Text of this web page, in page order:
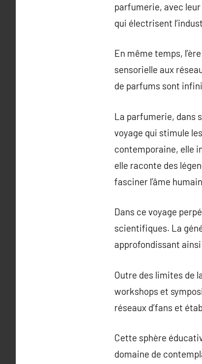
parfumerie, avec
qui électrisent
En même temps,
sensorielle aux
de parfums sont
La parfumerie, dans
voyage qui stimule
contemporaine, elle
elle raconte des
fasciner l’âme
Dans ce voyage
scientifiques. La
approfondissant
Outre des limites de
workshops et
réseaux d’fans et
Cette sphère
domaine de